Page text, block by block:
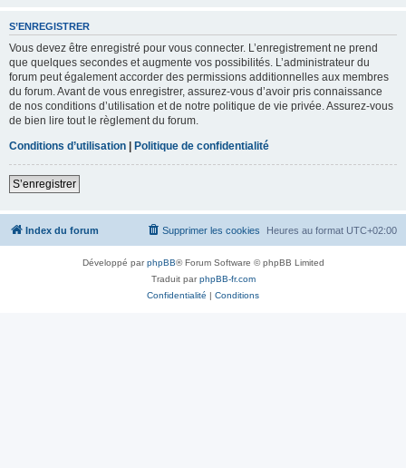
S’ENREGISTRER
Vous devez être enregistré pour vous connecter. L’enregistrement ne prend
que quelques secondes et augmente vos possibilités. L’administrateur du
forum peut également accorder des permissions additionnelles aux membres
du forum. Avant de vous enregistrer, assurez-vous d’avoir pris connaissance
de nos conditions d’utilisation et de notre politique de vie privée. Assurez-vous
de bien lire tout le règlement du forum.
Conditions d’utilisation | Politique de confidentialité
S’enregistrer
Index du forum Heures au format UTC+02:00
Supprimer les cookies
Développé parphpBB® Forum Software © phpBB Limited
Traduit parphpBB-fr.com
Confidentialité | Conditions